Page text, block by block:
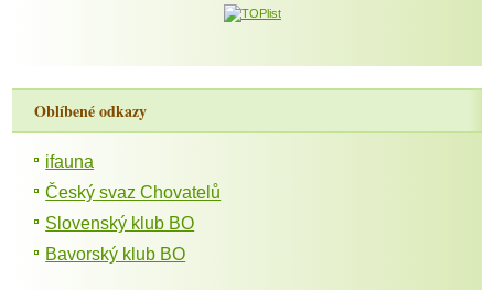
Oblíbené odkazy
ifauna
Český svaz Chovatelů
Slovenský klub BO
Bavorský klub BO